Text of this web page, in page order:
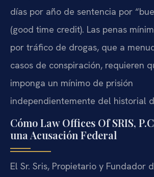
días por año de sentencia por
(good time credit). Las penas
por tráfico de drogas, que a
casos de conspiración, requieren
imponga un mínimo de prisión
independientemente del historial
Cómo Law Offices Of SRIS,
una Acusación Federal
El Sr. Sris, Propietario y Fundador